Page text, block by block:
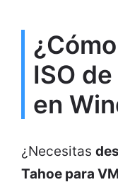
ISO
en
¿Necesitas
Tahoe para